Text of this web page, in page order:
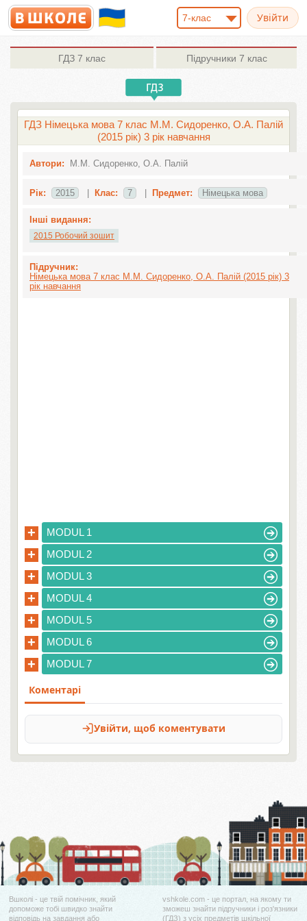
7-клас
ГДЗ 7 клас Підручники 7 клас
ГДЗ Німецька мова 7 клас М.М. Сидоренко, О.А. Палій
(2015 рік) 3 рік навчання
Автори: М.М. Сидоренко, О.А. Палій
Рік: 2015 Клас: 7 Предмет: Німецька мова
Інші видання:
2015 Робочий зошит
Підручник:
Німецька мова 7 клас М.М. Сидоренко, О.А. Палій (2015 рік) 3
рік навчання
+ MODUL 1
+ MODUL 2
+ MODUL 3
+ MODUL 4
+ MODUL 5
+ MODUL 6
+ MODUL 7
Вшколі - це твій помічник, який
допоможе тобі швидко знайти
відповідь на завдання або
vshkole.com - це портал, на якому ти
зможеш знайти підручники і роз'язники
(ГДЗ) з усіх предметів шкільної